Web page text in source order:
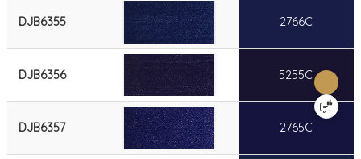
DJB6355 2766C
DJB6356 5255C
DJB6357 2765C